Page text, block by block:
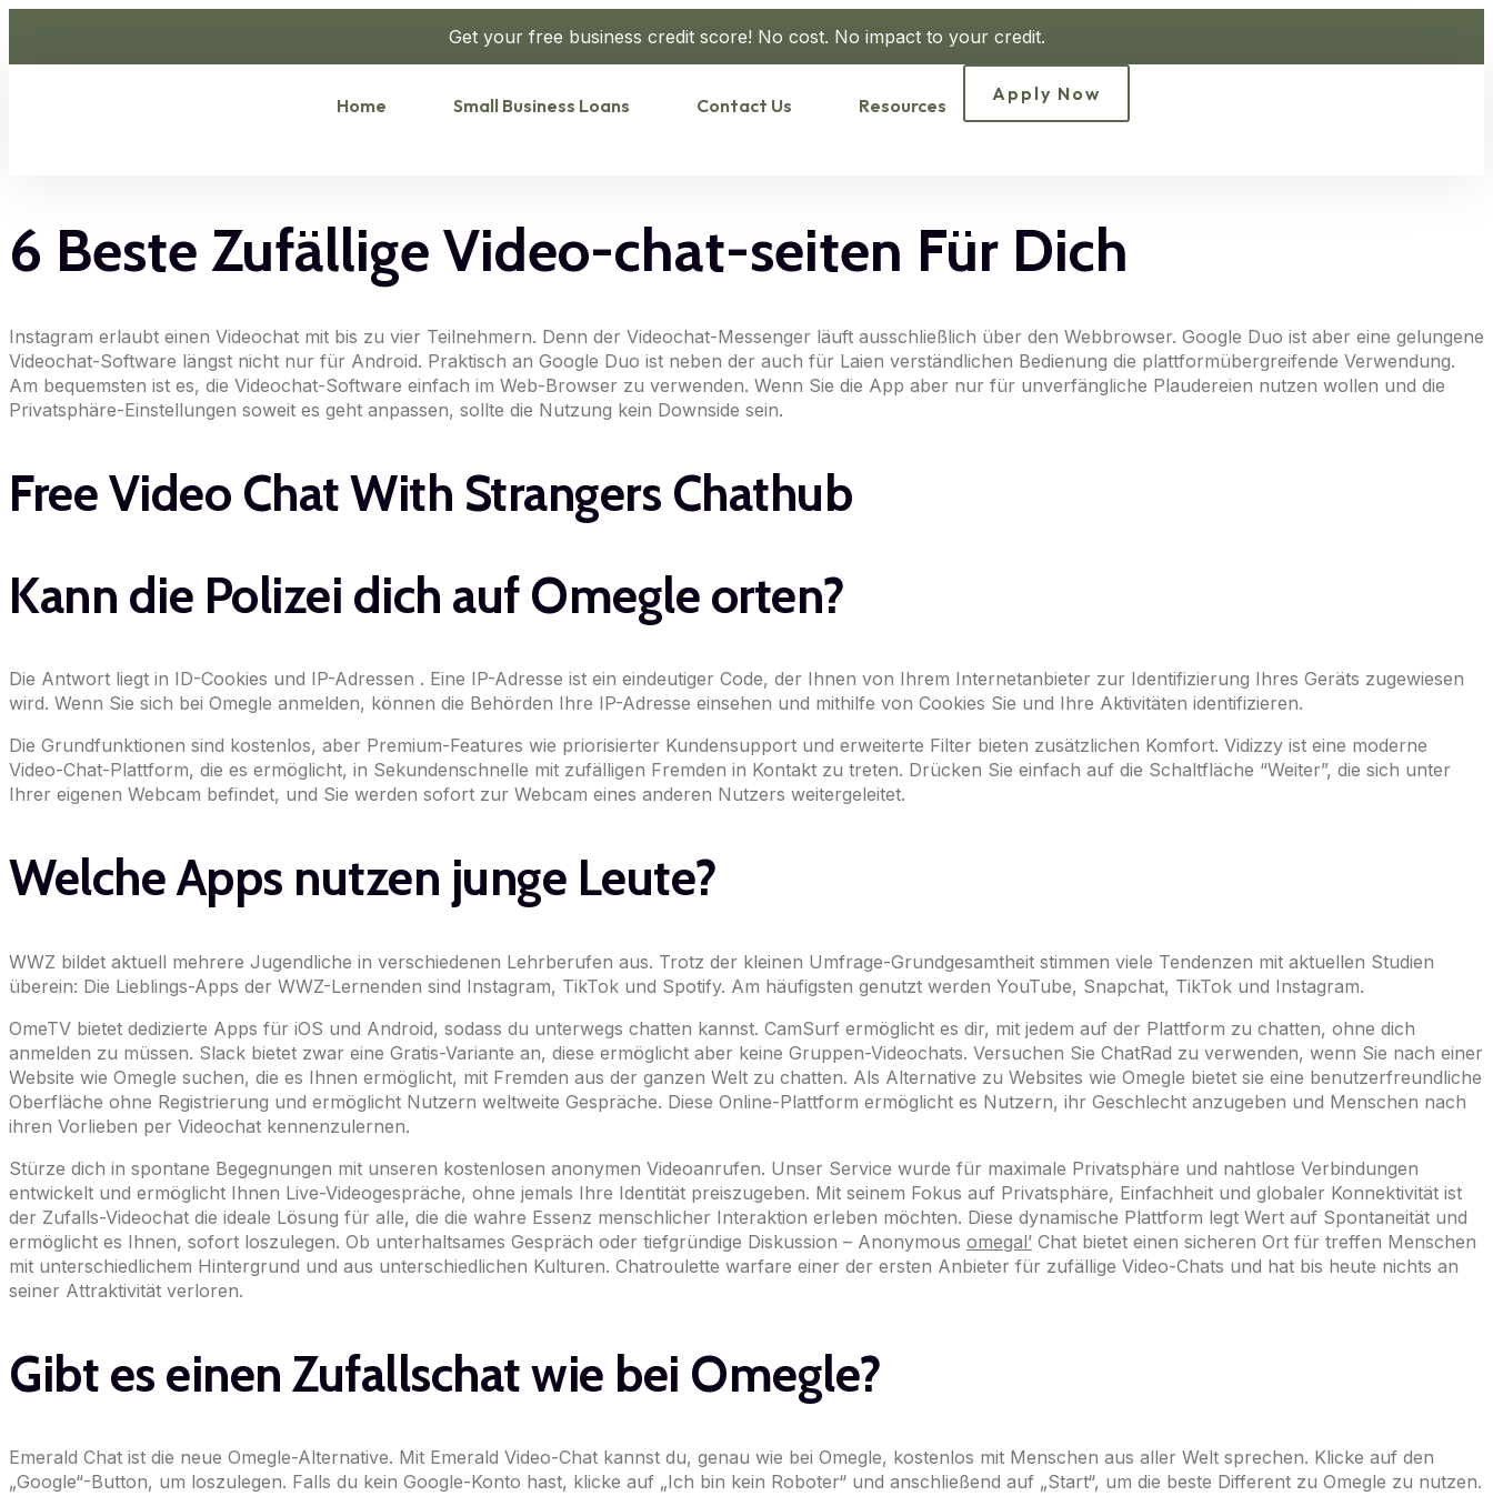
Get your free business credit score! No cost. No impact to your credit.
Home Small Business Loans Contact Us Resources
Apply Now
6 Beste Zufällige Video-chat-seiten Für Dich
Instagram erlaubt einen Videochat mit bis zu vier Teilnehmern. Denn der Videochat-Messenger läuft ausschließlich über den Webbrowser. Google Duo ist aber eine gelungene
Videochat-Software längst nicht nur für Android. Praktisch an Google Duo ist neben der auch für Laien verständlichen Bedienung die plattformübergreifende Verwendung.
Am bequemsten ist es, die Videochat-Software einfach im Web-Browser zu verwenden. Wenn Sie die App aber nur für unverfängliche Plaudereien nutzen wollen und die
Privatsphäre-Einstellungen soweit es geht anpassen, sollte die Nutzung kein Downside sein.
Free Video Chat With Strangers Chathub
Kann die Polizei dich auf Omegle orten?
Die Antwort liegt in ID-Cookies und IP-Adressen . Eine IP-Adresse ist ein eindeutiger Code, der Ihnen von Ihrem Internetanbieter zur Identifizierung Ihres Geräts zugewiesen
wird. Wenn Sie sich bei Omegle anmelden, können die Behörden Ihre IP-Adresse einsehen und mithilfe von Cookies Sie und Ihre Aktivitäten identifizieren.
Die Grundfunktionen sind kostenlos, aber Premium-Features wie priorisierter Kundensupport und erweiterte Filter bieten zusätzlichen Komfort. Vidizzy ist eine moderne
Video-Chat-Plattform, die es ermöglicht, in Sekundenschnelle mit zufälligen Fremden in Kontakt zu treten. Drücken Sie einfach auf die Schaltfläche “Weiter”, die sich unter
Ihrer eigenen Webcam befindet, und Sie werden sofort zur Webcam eines anderen Nutzers weitergeleitet.
Welche Apps nutzen junge Leute?
WWZ bildet aktuell mehrere Jugendliche in verschiedenen Lehrberufen aus. Trotz der kleinen Umfrage-Grundgesamtheit stimmen viele Tendenzen mit aktuellen Studien
überein: Die Lieblings-Apps der WWZ-Lernenden sind Instagram, TikTok und Spotify. Am häufigsten genutzt werden YouTube, Snapchat, TikTok und Instagram.
OmeTV bietet dedizierte Apps für iOS und Android, sodass du unterwegs chatten kannst. CamSurf ermöglicht es dir, mit jedem auf der Plattform zu chatten, ohne dich
anmelden zu müssen. Slack bietet zwar eine Gratis-Variante an, diese ermöglicht aber keine Gruppen-Video­chats. Versuchen Sie ChatRad zu verwenden, wenn Sie nach einer
Website wie Omegle suchen, die es Ihnen ermöglicht, mit Fremden aus der ganzen Welt zu chatten. Als Alternative zu Websites wie Omegle bietet sie eine benutzerfreundliche
Oberfläche ohne Registrierung und ermöglicht Nutzern weltweite Gespräche. Diese Online-Plattform ermöglicht es Nutzern, ihr Geschlecht anzugeben und Menschen nach
ihren Vorlieben per Videochat kennenzulernen.
Stürze dich in spontane Begegnungen mit unseren kostenlosen anonymen Videoanrufen. Unser Service wurde für maximale Privatsphäre und nahtlose Verbindungen
entwickelt und ermöglicht Ihnen Live-Videogespräche, ohne jemals Ihre Identität preiszugeben. Mit seinem Fokus auf Privatsphäre, Einfachheit und globaler Konnektivität ist
der Zufalls-Videochat die ideale Lösung für alle, die die wahre Essenz menschlicher Interaktion erleben möchten. Diese dynamische Plattform legt Wert auf Spontaneität und
ermöglicht es Ihnen, sofort loszulegen. Ob unterhaltsames Gespräch oder tiefgründige Diskussion – Anonymous omegal’ Chat bietet einen sicheren Ort für treffen Menschen
mit unterschiedlichem Hintergrund und aus unterschiedlichen Kulturen. Chatroulette warfare einer der ersten Anbieter für zufällige Video-Chats und hat bis heute nichts an
seiner Attraktivität verloren.
Gibt es einen Zufallschat wie bei Omegle?
Emerald Chat ist die neue Omegle-Alternative. Mit Emerald Video-Chat kannst du, genau wie bei Omegle, kostenlos mit Menschen aus aller Welt sprechen. Klicke auf den
„Google“-Button, um loszulegen. Falls du kein Google-Konto hast, klicke auf „Ich bin kein Roboter“ und anschließend auf „Start“, um die beste Different zu Omegle zu nutzen.